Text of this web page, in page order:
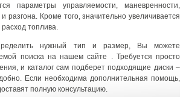
параметры управляемости, маневренности,
разгона. Кроме того, значительно увеличивается
расход топлива.
нужный тип и размер, Вы можете
поиска на нашем сайте . Требуется просто
и каталог сам подберет подходящие диски –
Если необходима дополнительная помощь,
полную консультацию.